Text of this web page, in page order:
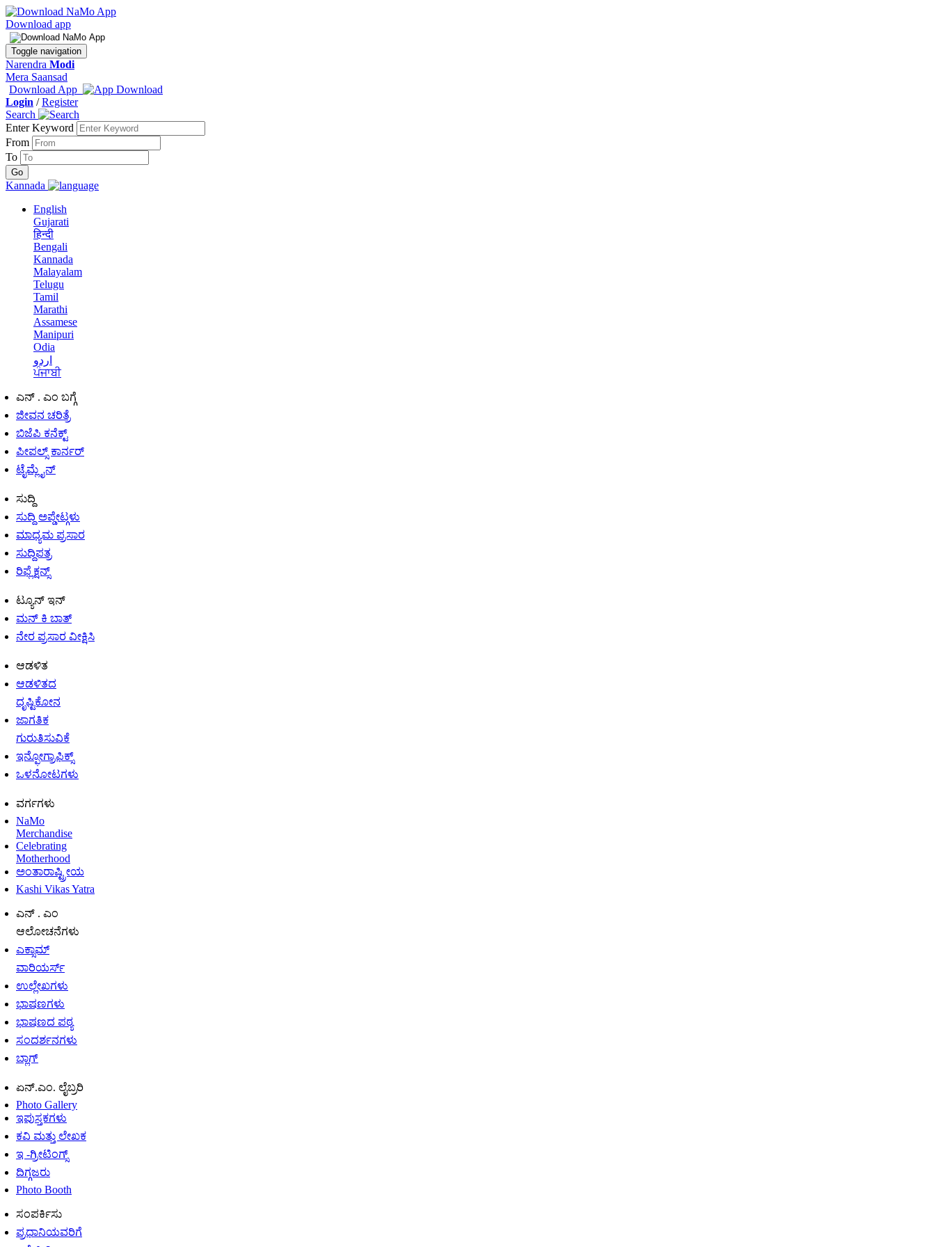
Download app
Toggle navigation
Narendra Modi
Mera Saansad
Download App
Login /Register
Search
Enter Keyword
From
To
Kannada
English
Gujarati
हिन्दी
Bengali
Kannada
Malayalam
Telugu
Tamil
Marathi
Assamese
Manipuri
Odia
اردو
ਪੰਜਾਬੀ
ಎನ್ . ಎಂ ಬಗ್ಗೆ
ಜೀವನ ಚರಿತ್ರೆ
ಬಿಜೆಪಿ ಕನೆಕ್ಟ್
ಪೀಪಲ್ಸ್ ಕಾರ್ನರ್
ಟೈಮ್ಲೈನ್
ಸುದ್ದಿ
ಸುದ್ದಿ ಅಪ್ಡೇಟ್ಗಳು
ಮಾಧ್ಯಮ ಪ್ರಸಾರ
ಸುದ್ದಿಪತ್ರ
ರಿಫ್ಲೆಕ್ಷನ್ಸ್
ಟ್ಯೂನ್ ಇನ್
ಮನ್ ಕಿ ಬಾತ್
ನೇರ ಪ್ರಸಾರ ವೀಕ್ಷಿಸಿ
ಆಡಳಿತ
ಆಡಳಿತದ
ದೃಷ್ಟಿಕೋನ
ಜಾಗತಿಕ
ಗುರುತಿಸುವಿಕೆ
ಇನ್ಫೋಗ್ರಾಫಿಕ್ಸ್
ಒಳನೋಟಗಳು
ವರ್ಗಗಳು
NaMo
Merchandise
Celebrating
Motherhood
ಅಂತಾರಾಷ್ಟ್ರೀಯ
Kashi Vikas Yatra
ಎನ್ . ಎಂ
ಆಲೋಚನೆಗಳು
ಎಕ್ಸಾಮ್
ವಾರಿಯರ್ಸ್
ಉಲ್ಲೇಖಗಳು
ಭಾಷಣಗಳು
ಭಾಷಣದ ಪಠ್ಯ
ಸಂದರ್ಶನಗಳು
ಬ್ಲಾಗ್
ಏನ್.ಎಂ. ಲೈಬ್ರರಿ
Photo Gallery
ಇಪುಸ್ತಕಗಳು
ಕವಿ ಮತ್ತು ಲೇಖಕ
ಇ -ಗ್ರೀಟಿಂಗ್ಸ್
ದಿಗ್ಗಜರು
Photo Booth
ಸಂಪರ್ಕಿಸು
ಪ್ರಧಾನಿಯವರಿಗೆ